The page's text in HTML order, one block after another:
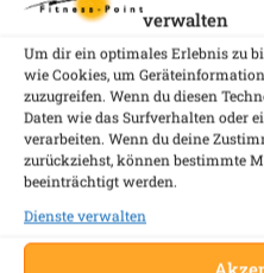
verwalten
Um dir ein optimales Erlebnis zu
wie Cookies, um
zuzugreifen. Wenn du diesen
Daten wie das Surfverhalten oder
verarbeiten. Wenn du deine
zurückziehst, können bestimmte
beeinträchtigt werden.
Dienste verwalten